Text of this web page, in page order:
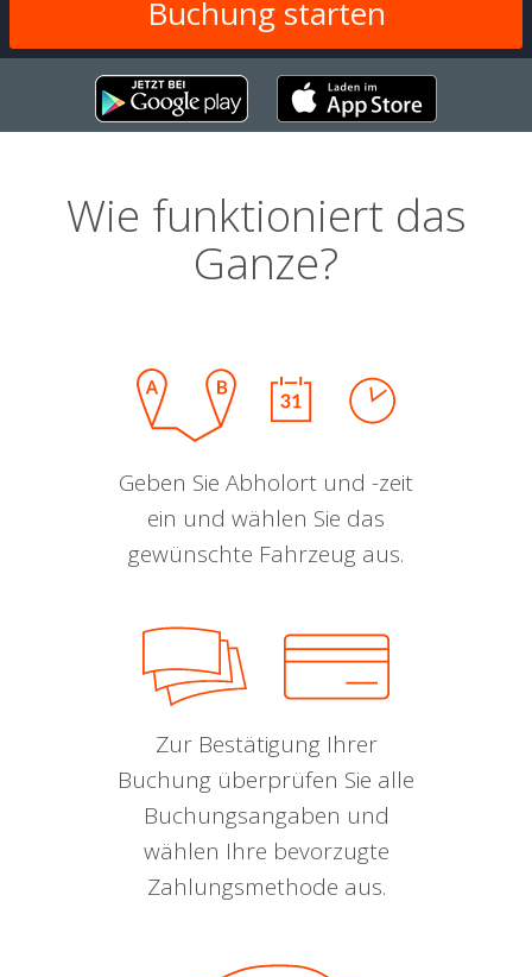
Wie funktioniert das
Ganze?
Geben Sie Abholort und -zeit
ein und wählen Sie das
gewünschte Fahrzeug aus.
Zur Bestätigung Ihrer
Buchung überprüfen Sie alle
Buchungsangaben und
wählen Ihre bevorzugte
Zahlungsmethode aus.